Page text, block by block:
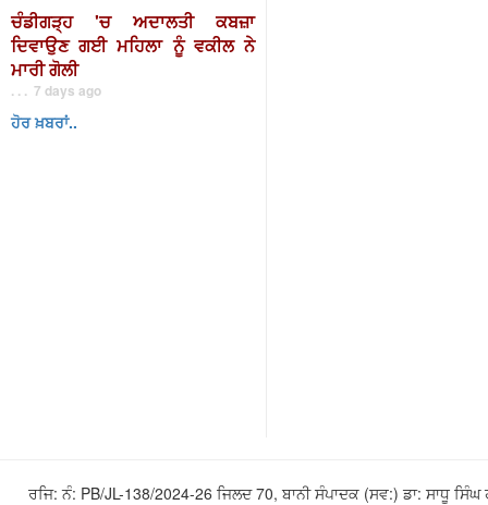
ਚੰਡੀਗੜ੍ਹ 'ਚ ਅਦਾਲਤੀ ਕਬਜ਼ਾ
ਦਿਵਾਉਣ ਗਈ ਮਹਿਲਾ ਨੂੰ ਵਕੀਲ ਨੇ
ਮਾਰੀ ਗੋਲੀ
. . . 7 days ago
ਹੋਰ ਖ਼ਬਰਾਂ..
ਰਜਿ: ਨੰ: PB/JL-138/2024-26 ਜਿਲਦ 70, ਬਾਨੀ ਸੰਪਾਦਕ (ਸਵ:) ਡਾ: ਸਾਧੂ